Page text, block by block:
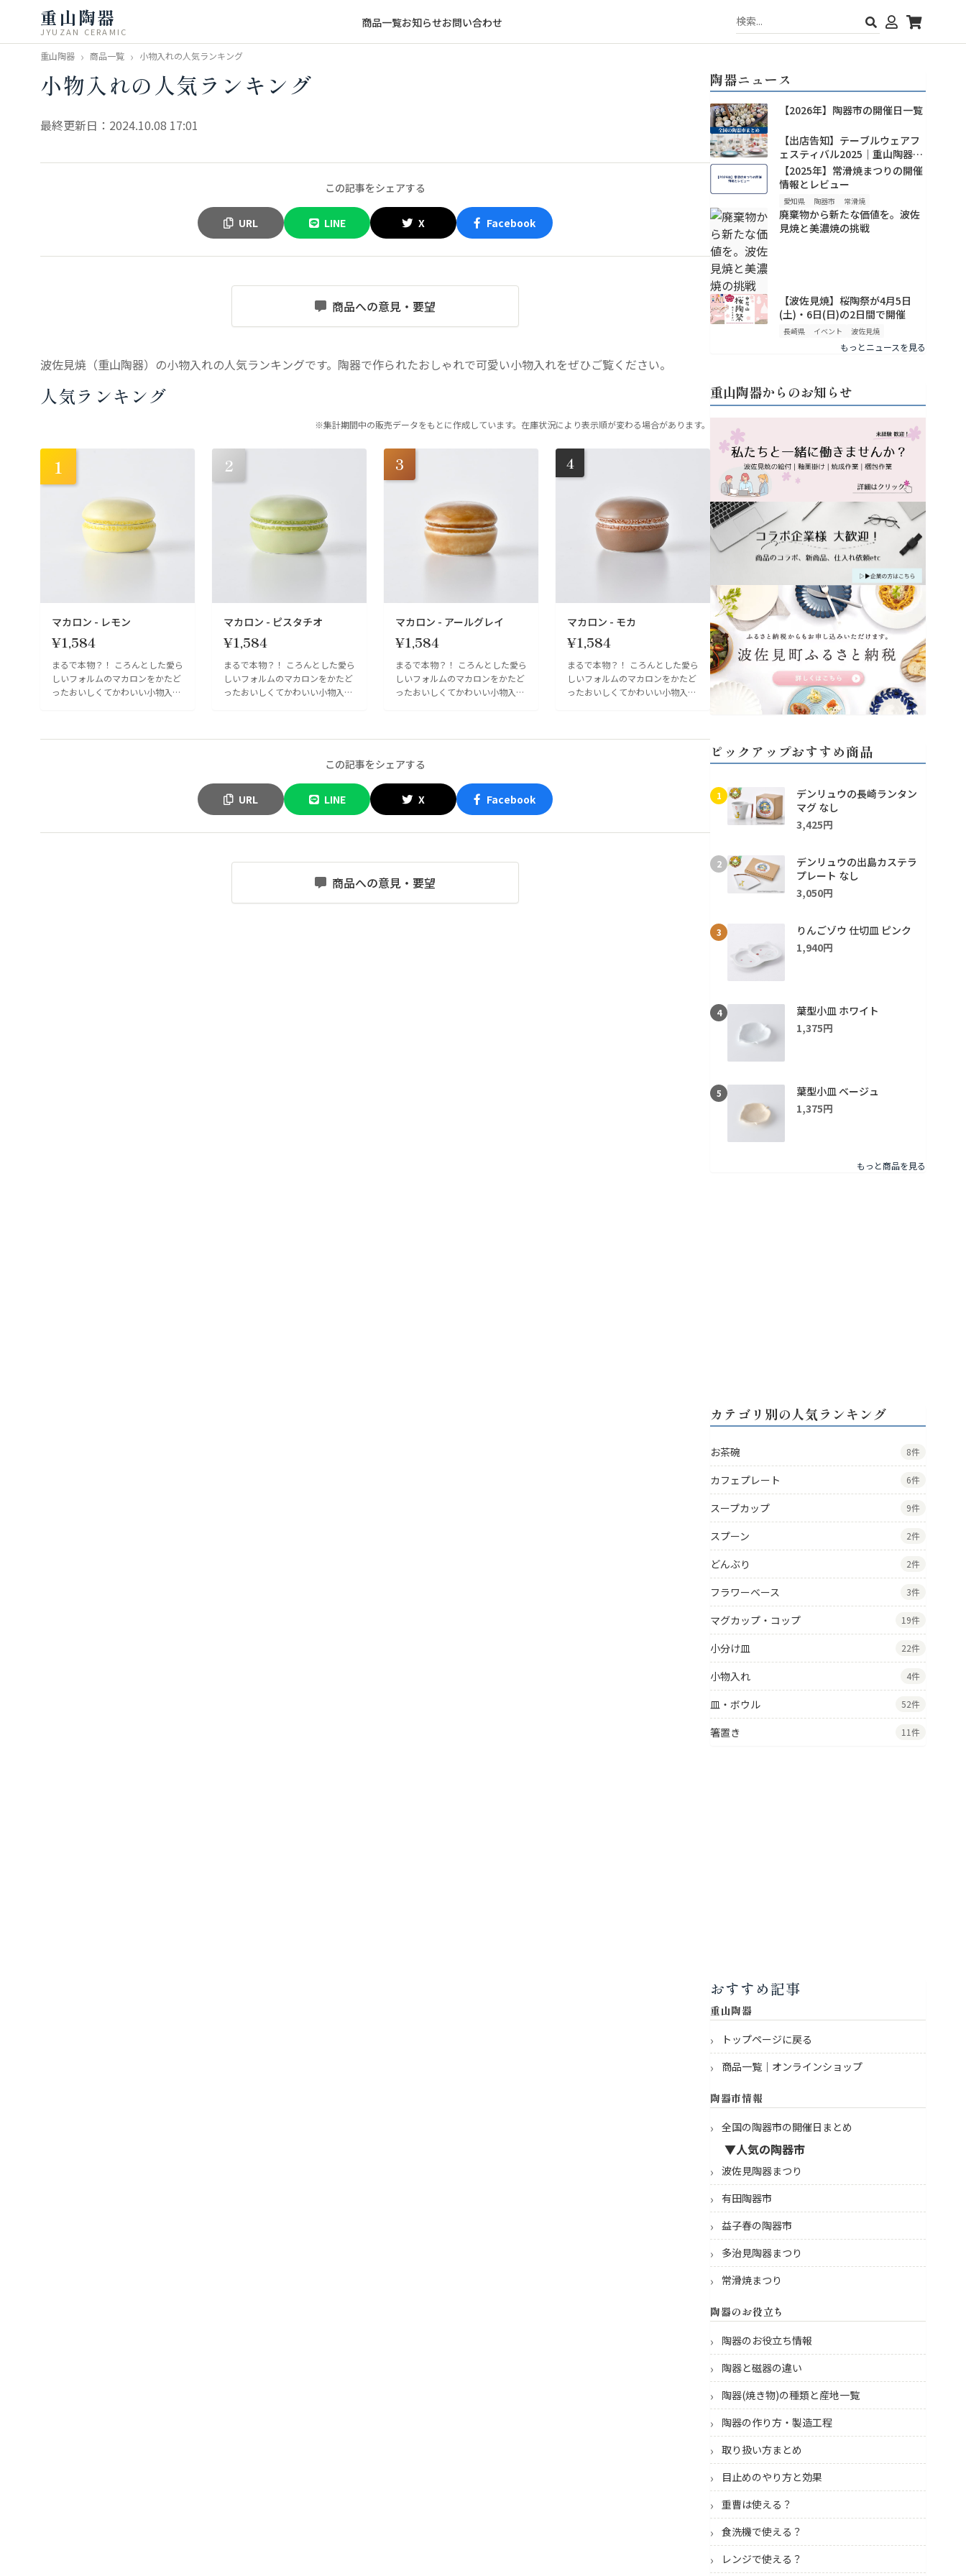
重山陶器
JYUZAN CERAMIC
商品一覧お知らせお問い合わせ
重山陶器 商品一覧 小物入れの人気ランキング
小物入れの人気ランキング
最終更新日：2024.10.08 17:01
この記事をシェアする
URL LINE X Facebook
商品への意見・要望
波佐見焼（重山陶器）の小物入れの人気ランキングです。陶器で作られたおしゃれで可愛い小物入れをぜひご覧ください。
人気ランキング
※集計期間中の販売データをもとに作成しています。在庫状況により表示順が変わる場合があります。
1
マカロン - レモン
¥1,584
まるで本物？！ ころんとした愛ら
しいフォルムのマカロンをかたど
ったおいしくてかわいい小物入
2
マカロン - ピスタチオ
¥1,584
まるで本物？！ ころんとした愛ら
しいフォルムのマカロンをかたど
ったおいしくてかわいい小物入
3
マカロン - アールグレイ
¥1,584
まるで本物？！ ころんとした愛ら
しいフォルムのマカロンをかたど
ったおいしくてかわいい小物入
4
マカロン - モカ
¥1,584
まるで本物？！ ころんとした愛ら
しいフォルムのマカロンをかたど
ったおいしくてかわいい小物入
この記事をシェアする
URL LINE X Facebook
商品への意見・要望
陶器ニュース
【2026年】陶器市の開催日一覧
【出店告知】テーブルウェアフ
ェスティバル2025｜重山陶器の
新作・人気波佐見焼を東京ドー
ムで！
【2025年】常滑焼まつりの開催
情報とレビュー
愛知県 陶器市 常滑焼
廃棄物から新たな価値を。波佐
見焼と美濃焼の挑戦
【波佐見焼】桜陶祭が4月5日
(土)・6日(日)の2日間で開催
長崎県 イベント 波佐見焼
もっとニュースを見る
重山陶器からのお知らせ
ピックアップおすすめ商品
1
デンリュウの長崎ランタン
マグ なし
3,425円
2
デンリュウの出島カステラ
プレート なし
3,050円
3
りんごゾウ 仕切皿 ピンク
1,940円
4
葉型小皿 ホワイト
1,375円
5
葉型小皿 ベージュ
1,375円
もっと商品を見る
カテゴリ別の人気ランキング
お茶碗 8件
カフェプレート 6件
スープカップ 9件
スプーン 2件
どんぶり 2件
フラワーベース 3件
マグカップ・コップ 19件
小分け皿 22件
小物入れ 4件
皿・ボウル 52件
箸置き 11件
おすすめ記事
重山陶器
トップページに戻る
商品一覧｜オンラインショップ
陶器市情報
全国の陶器市の開催日まとめ
▼人気の陶器市
波佐見陶器まつり
有田陶器市
益子春の陶器市
多治見陶器まつり
常滑焼まつり
陶器のお役立ち
陶器のお役立ち情報
陶器と磁器の違い
陶器(焼き物)の種類と産地一覧
陶器の作り方・製造工程
取り扱い方まとめ
目止めのやり方と効果
重曹は使える？
食洗機で使える？
レンジで使える？